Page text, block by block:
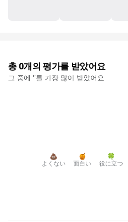
총0개의 평가를 받았어요
그 중에 ''를 가장 많이 받았어요
💩
よくない
🍯
面白い
🍀
役に立つ